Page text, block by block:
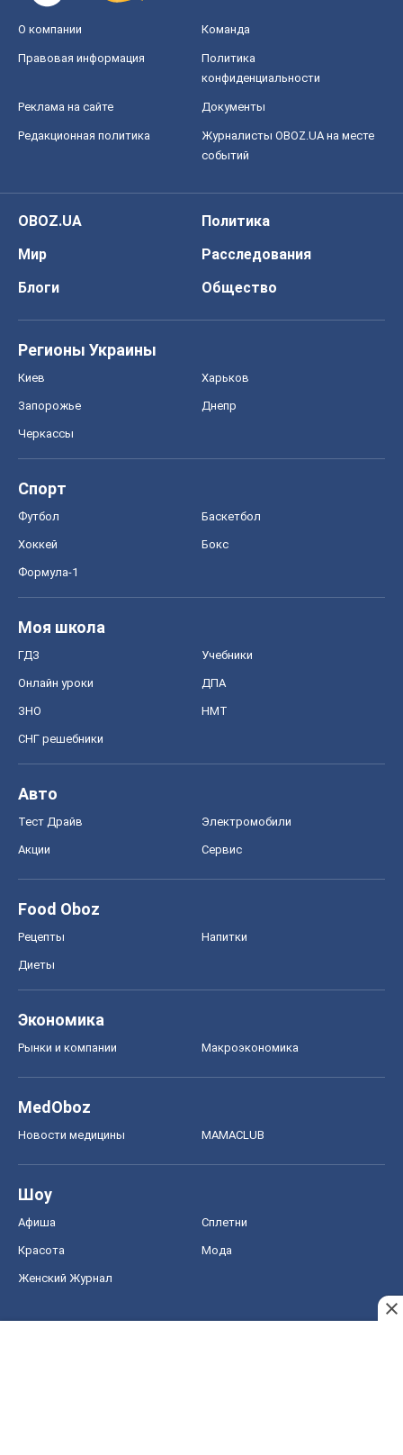
О компании Команда
Правовая информация
Политика
конфиденциальности
Реклама на сайте Документы
Редакционная политика
Журналисты OBOZ.UA на месте
событий
OBOZ.UA
Политика
Мир
Расследования
Блоги
Общество
Регионы Украины
Киев Харьков
Запорожье Днепр
Черкассы
Спорт
Футбол Баскетбол
Хоккей Бокс
Формула-1
Моя школа
ГДЗ Учебники
Онлайн уроки ДПА
ЗНО НМТ
СНГ решебники
Авто
Тест Драйв Электромобили
Акции Сервис
Food Oboz
Рецепты Напитки
Диеты
Экономика
Рынки и компании Mакроэкономика
MedOboz
Новости медицины MAMACLUB
Шоу
Афиша Сплетни
Красота Мода
Женский Журнал